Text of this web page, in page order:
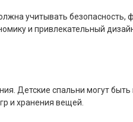
учитывать безопасность,
и привлекательный
Детские спальни могут
и хранения вещей.